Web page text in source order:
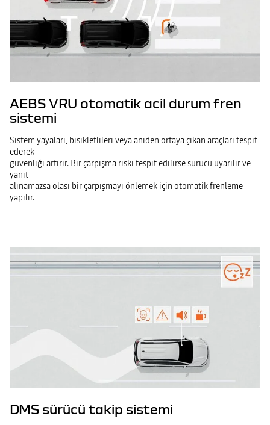
AEBS VRU otomatik acil durum fren
sistemi
Sistem yayaları, bisikletlileri veya aniden ortaya çıkan araçları tespit
ederek
güvenliği artırır. Bir çarpışma riski tespit edilirse sürücü uyarılır ve
yanıt
alınamazsa olası bir çarpışmayı önlemek için otomatik frenleme
yapılır.
DMS sürücü takip sistemi